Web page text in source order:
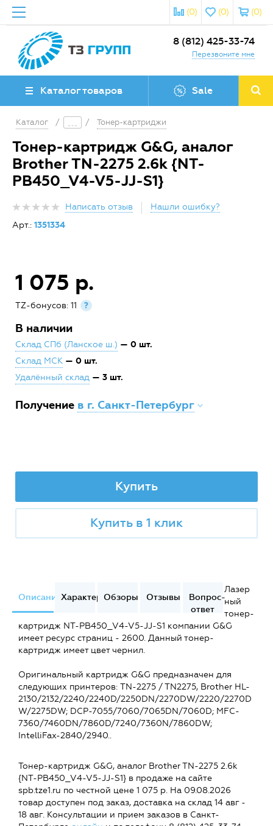
(0)
(0)
(0)
8 (812) 425-33-74
Перезвоните мне
Каталог товаров Sale
Каталог / / Тонер-картриджи
Тонер-картридж G&G, аналог
Brother TN-2275 2.6k {NT-
PB450_V4-V5-JJ-S1}
Написать отзыв
Нашли ошибку?
Арт.: 1351334
1 075 р.
TZ-бонусов: 11 ?
В наличии
Склад СПб (Ланское ш.) — 0 шт.
Склад МСК — 0 шт.
Удалённый склад — 3 шт.
Получение в г. Санкт-Петербург
Купить
Купить в 1 клик
ОписаниеХарактеристики
Обзоры Отзывы
Вопрос-
ответ
Лазер
ный
тонер-
картридж NT-PB450_V4-V5-JJ-S1 компании G&G
имеет ресурс страниц - 2600. Данный тонер-
картридж имеет цвет чернил.
Оригинальный картридж G&G предназначен для
следующих принтеров: TN-2275 / TN2275, Brother HL-
2130/2132/2240/2240D/2250DN/2270DW/2220/2270D
W/2275DW; DCP-7055/7060/7065DN/7060D; MFC-
7360/7460DN/7860D/7240/7360N/7860DW;
IntelliFax-2840/2940..
Тонер-картридж G&G, аналог Brother TN-2275 2.6k
{NT-PB450_V4-V5-JJ-S1} в продаже на сайте
spb.tze1.ru по честной цене 1 075 р. На 09.08.2026
товар доступен под заказ, доставка на склад 14 авг -
18 авг. Консультации и прием заказов в Санкт-